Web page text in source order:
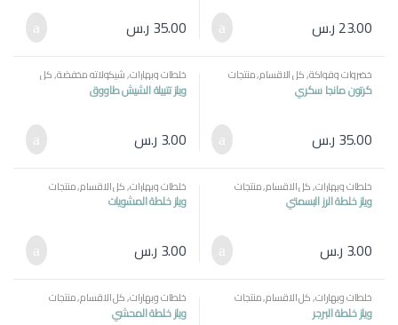
23.00 ر.س 35.00 ر.س
خضروات وفواكة,كل الاقسام,منتجات
مصرية
كرتون مانجا سكري
35.00 ر.س
خلطات وبهارات,شيكولاته مخفضة,كل
الاقسام,منتجات مصرية
ويلز تتبيلة الشيش طاووق
3.00 ر.س
خلطات وبهارات,كل الاقسام,منتجات
مصرية
ويلز خلطة الرز البسمتي
3.00 ر.س
خلطات وبهارات,كل الاقسام,منتجات
مصرية
ويلز خلطة المشويات
3.00 ر.س
خلطات وبهارات,كل الاقسام,منتجات
مصرية
ويلز خلطة البرجر
خلطات وبهارات,كل الاقسام,منتجات
مصرية
ويلز خلطة المحشي